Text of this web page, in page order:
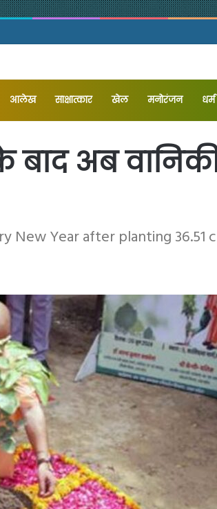
आलेख ⁠साक्षात्कार खेल मनोरंजन धर्म
बाद अब
Year after planting 36.51